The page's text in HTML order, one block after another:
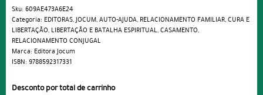
Sku: 609AE473A6E24
Categoria: EDITORAS,JOCUM,AUTO-AJUDA, RELACIONAMENTO FAMILIAR,CURA E
LIBERTAÇÃO, LIBERTAÇÃO E BATALHA ESPIRITUAL,CASAMENTO,
RELACIONAMENTO CONJUGAL
Marca: Editora Jocum
ISBN: 9788592317331
Desconto por total de carrinho